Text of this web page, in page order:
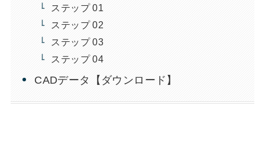
ステップ 01
ステップ 02
ステップ 03
ステップ 04
CADデータ【ダウンロード】